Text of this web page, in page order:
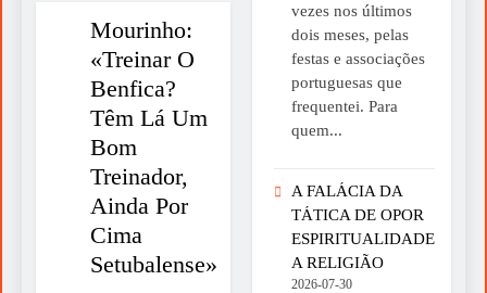
Mourinho:
«Treinar O
Benfica?
Têm Lá Um
Bom
Treinador,
Ainda Por
Cima
Setubalense»
vezes nos últimos
dois meses, pelas
festas e associações
portuguesas que
frequentei. Para
quem...
A FALÁCIA DA
TÁTICA DE OPOR
ESPIRITUALIDADE
A RELIGIÃO
2026-07-30